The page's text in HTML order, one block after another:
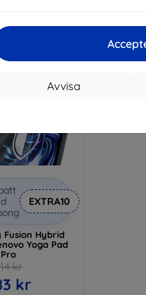
Avvisa
EXTRA10
Fusion Hybrid
Yoga Pad
Pro
kr
kr